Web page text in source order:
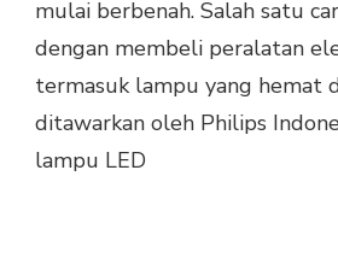
mulai berbenah. Salah satu
dengan membeli peralatan
termasuk lampu yang hemat
ditawarkan oleh Philips
lampu LED